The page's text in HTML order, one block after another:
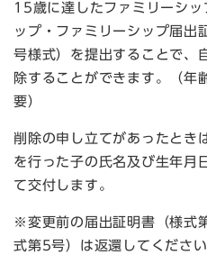
15歳に達したファミリーシ
ップ・ファミリーシップ届出
号様式）を提出することで、
除することができます。（年
要）
削除の申し立てがあったとき
を行った子の氏名及び生年月
て交付します。
※変更前の届出証明書（様式
式第5号）は返還してください